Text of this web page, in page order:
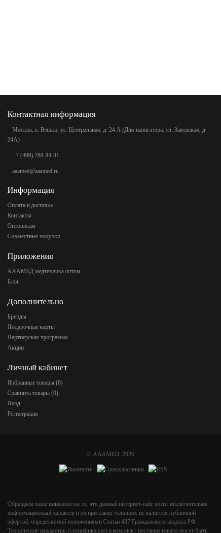
Контактная информация
Москва, п. Вешки, ул. Центральная, д. 24 А (Для навигатора: ул. Заводская, д.
24А)
+7 (499) 288-84-81
aaamed@aaamed.ru
Информация
Оплата и доставка
Контакты
Оптовикам
Совместные покупки
Приложения
АААМЕД медтехника оптом
Блог
Дополнительно
Бренды
Подарочные карты
Партнерская программа
Акции
Личный кабинет
Избранные товары (0)
Сравнить товары (0)
Вход
Регистрация
© AAAMED, 2026
Обращаем ваше внимание на то, что данный интернет-сайт носит исключительно
информационный характер и ни при каких условиях не является публичной
офертой, определяемой положениями Статьи 437 Гражданского кодекса РФ.
Технические параметры (спецификация) и комплект поставки товара могут быть